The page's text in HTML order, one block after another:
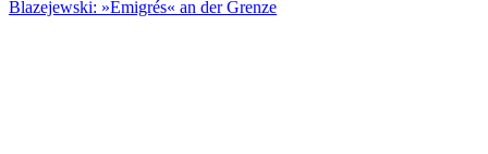
Blazejewski: »Émigrés« an der Grenze